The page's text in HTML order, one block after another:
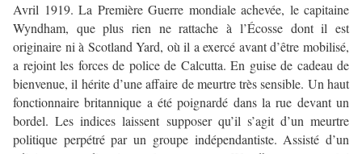
Avril 1919. La Première Guerre mondiale achevée, le capitaine
Wyndham, que plus rien ne rattache à l’Écosse dont il est
originaire ni à Scotland Yard, où il a exercé avant d’être mobilisé,
a rejoint les forces de police de Calcutta. En guise de cadeau de
bienvenue, il hérite d’une affaire de meurtre très sensible. Un haut
fonctionnaire britannique a été poignardé dans la rue devant un
bordel. Les indices laissent supposer qu’il s’agit d’un meurtre
politique perpétré par un groupe indépendantiste. Assisté d’un